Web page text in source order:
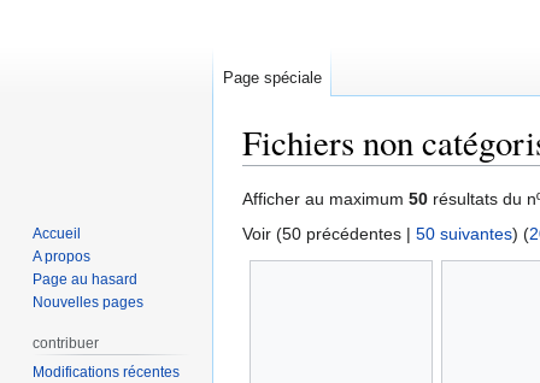
Fichiers non
Aller
à
Aller
à
Afficher au maximum 50 résultats du
Voir (50 précédentes | 50 suivantes) (
Page spéciale
Accueil
A propos
Page au hasard
Nouvelles pages
contribuer
Modifications récentes